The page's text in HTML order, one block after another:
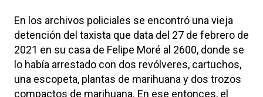
En los archivos policiales se encontró una vieja
detención del taxista que data del 27 de febrero de
2021 en su casa de Felipe Moré al 2600, donde se
lo había arrestado con dos revólveres, cartuchos,
una escopeta, plantas de marihuana y dos trozos
compactos de marihuana. En ese entonces, el